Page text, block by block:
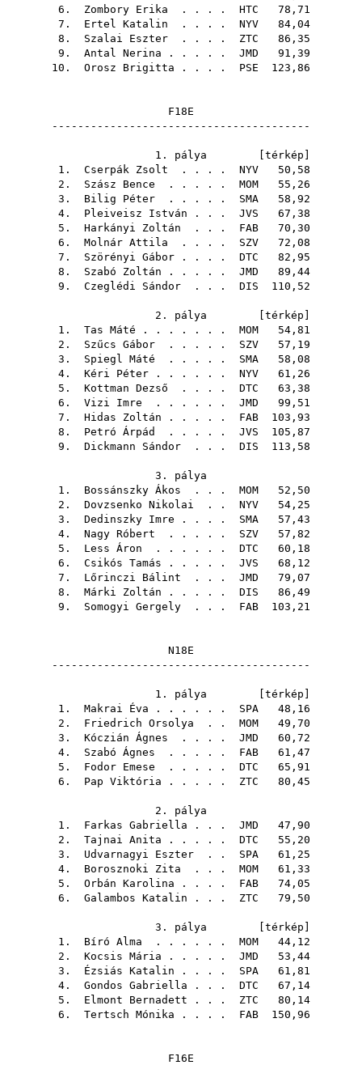
6. Zombory Erika . . . . HTC 78,71
7. Ertel Katalin . . . . NYV 84,04
8. Szalai Eszter . . . . ZTC 86,35
9. Antal Nerina . . . . . JMD 91,39
10. Orosz Brigitta . . . . PSE 123,86
F18E
----------------------------------------
1. pálya [ térkép
1. Cserpák Zsolt . . . . NYV 50,58
2. Szász Bence . . . . . MOM 55,26
3. Bilig Péter . . . . . SMA 58,92
4. Pleiveisz István . . . JVS 67,38
5. Harkányi Zoltán . . . FAB 70,30
6. Molnár Attila . . . . SZV 72,08
7. Szörényi Gábor . . . . DTC 82,95
8. Szabó Zoltán . . . . . JMD 89,44
9. Czeglédi Sándor . . . DIS 110,52
2. pálya [ térkép
1. Tas Máté . . . . . . . MOM 54,81
2. Szűcs Gábor . . . . . SZV 57,19
3. Spiegl Máté . . . . . SMA 58,08
4. Kéri Péter . . . . . . NYV 61,26
5. Kottman Dezső . . . . DTC 63,38
6. Vizi Imre . . . . . . JMD 99,51
7. Hidas Zoltán . . . . . FAB 103,93
8. Petró Árpád . . . . . JVS 105,87
9. Dickmann Sándor . . . DIS 113,58
3. pálya
1. Bossánszky Ákos . . . MOM 52,50
2. Dovzsenko Nikolai . . NYV 54,25
3. Dedinszky Imre . . . . SMA 57,43
4. Nagy Róbert . . . . . SZV 57,82
5. Less Áron . . . . . . DTC 60,18
6. Csikós Tamás . . . . . JVS 68,12
7. Lőrinczi Bálint . . . JMD 79,07
8. Márki Zoltán . . . . . DIS 86,49
9. Somogyi Gergely . . . FAB 103,21
N18E
----------------------------------------
1. pálya [ térkép
1. Makrai Éva . . . . . . SPA 48,16
2. Friedrich Orsolya . . MOM 49,70
3. Kóczián Ágnes . . . . JMD 60,72
4. Szabó Ágnes . . . . . FAB 61,47
5. Fodor Emese . . . . . DTC 65,91
6. Pap Viktória . . . . . ZTC 80,45
2. pálya
1. Farkas Gabriella . . . JMD 47,90
2. Tajnai Anita . . . . . DTC 55,20
3. Udvarnagyi Eszter . . SPA 61,25
4. Borosznoki Zita . . . MOM 61,33
5. Orbán Karolina . . . . FAB 74,05
6. Galambos Katalin . . . ZTC 79,50
3. pálya [ térkép
1. Bíró Alma . . . . . . MOM 44,12
2. Kocsis Mária . . . . . JMD 53,44
3. Ézsiás Katalin . . . . SPA 61,81
4. Gondos Gabriella . . . DTC 67,14
5. Elmont Bernadett . . . ZTC 80,14
6. Tertsch Mónika . . . . FAB 150,96
F16E